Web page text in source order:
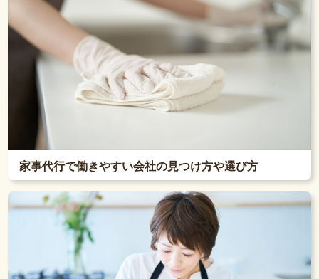
家事代行で働きやすい会社の見つけ方や選び方